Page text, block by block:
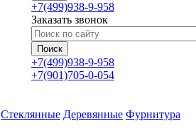
+7(499)938-9-958
Заказать звонок
+7(499)938-9-958
+7(901)705-0-054
Стеклянные Деревянные Фурнитура